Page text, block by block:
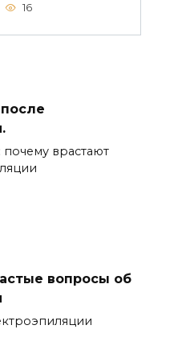
16
врастают
вопросы об